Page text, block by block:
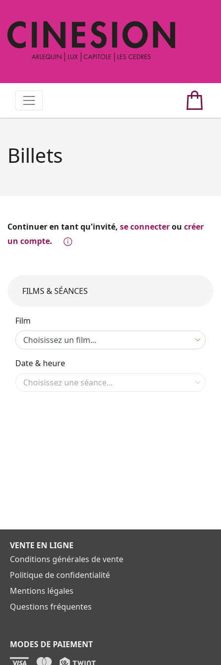
Billets
Continuer en tant qu'invité, se connecterou créer
un compte.
FILMS & SÉANCES
Film
Date & heure
VENTE EN LIGNE
Conditions générales de vente
Politique de confidentialité
Mentions légales
Questions fréquentes
MODES DE PAIEMENT